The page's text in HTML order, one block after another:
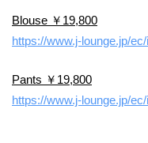
Blouse ￥19,800
https://www.j-lounge.jp/
Pants ￥19,800
https://www.j-lounge.jp/